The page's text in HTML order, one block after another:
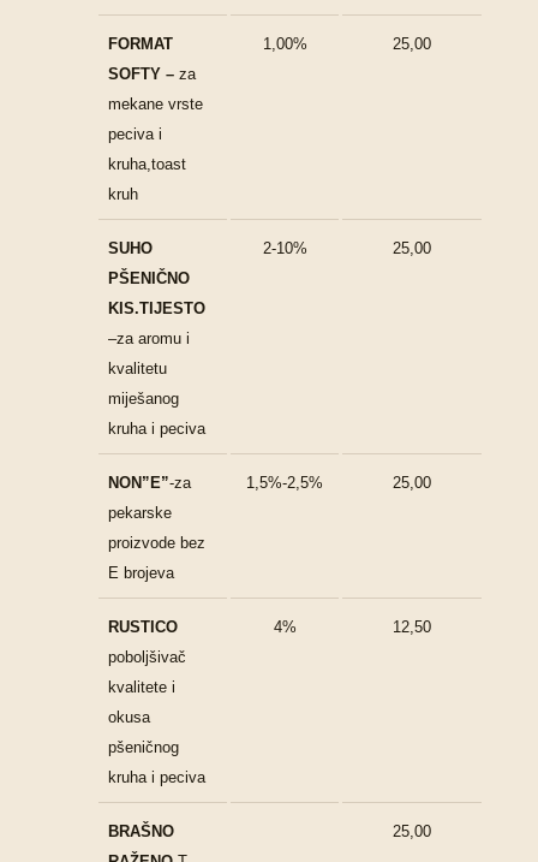
FORMAT
SOFTY – za
mekane vrste
peciva i
kruha,toast
kruh
1,00% 25,00
SUHO
PŠENIČNO
KIS.TIJESTO
–za aromu i
kvalitetu
miješanog
kruha i peciva
2-10% 25,00
NON”E”-za
pekarske
proizvode bez
E brojeva
1,5%-2,5% 25,00
RUSTICO
poboljšivač
kvalitete i
okusa
pšeničnog
kruha i peciva
4% 12,50
BRAŠNO
25,00